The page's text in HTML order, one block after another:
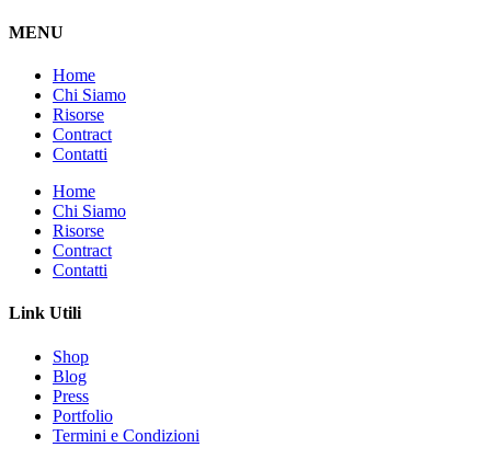
MENU
Home
Chi Siamo
Risorse
Contract
Contatti
Home
Chi Siamo
Risorse
Contract
Contatti
Link Utili
Shop
Blog
Press
Portfolio
Termini e Condizioni